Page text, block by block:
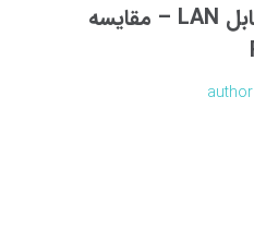
تفاوت کابل تلفن با کابل LAN – مقایسه
author